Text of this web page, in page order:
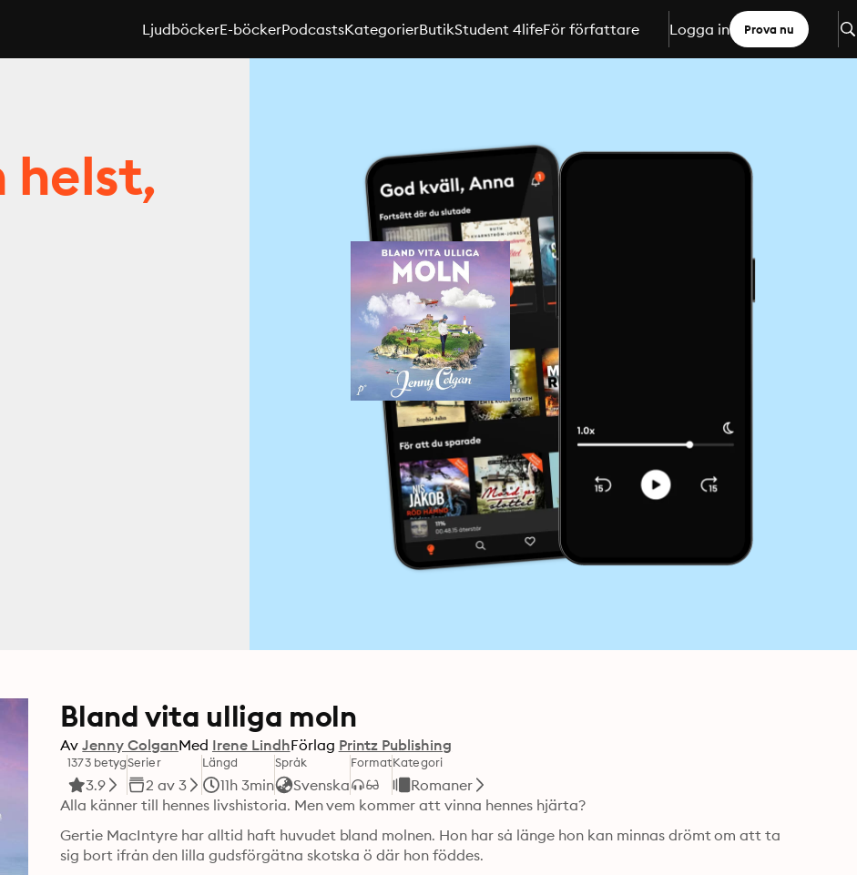
LjudböckerE-böckerPodcastsKategorierButikStudent 4lifeFör författare Logga in Prova nu
helst,
Bland vita ulliga moln
Av Jenny ColganMed Irene LindhFörlag Printz Publishing
1373 betyg
3.9
Serier
2 av 3
Längd
11h 3min
Språk
Svenska
FormatKategori
Romaner
Alla känner till hennes livshistoria. Men vem kommer att vinna hennes hjärta?
Gertie MacIntyre har alltid haft huvudet bland molnen. Hon har så länge hon kan minnas drömt om att ta
sig bort ifrån den lilla gudsförgätna skotska ö där hon föddes.